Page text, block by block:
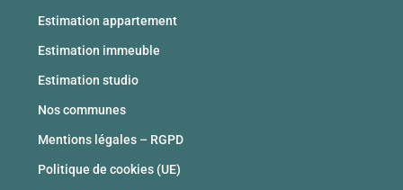
Estimation appartement
Estimation immeuble
Estimation studio
Nos communes
Mentions légales – RGPD
Politique de cookies (UE)